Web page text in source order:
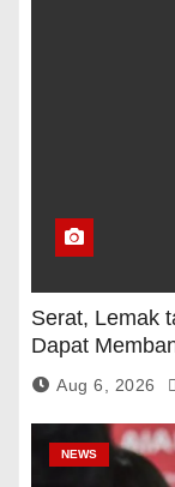
Serat, Lemak
Dapat
Dan Gula Darah
Aug 6, 2026
NEWS